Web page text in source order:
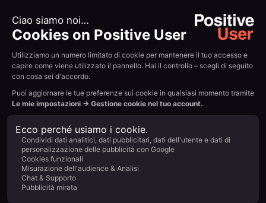
complessità.
Benvenuta
chiarezza.
Positive User riunisce tutti i percorsi dei tuoi clienti in
un'unica semplice piattaforma. Niente più strumenti
sparsi, solo una crescita fluida attraverso marketing,
vendite, prodotto e supporto.
Inizia